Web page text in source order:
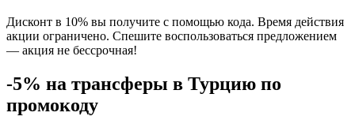
Дисконт в 10% вы получите с помощью кода. Время действия
акции ограничено. Спешите воспользоваться предложением
— акция не бессрочная!
-5% на трансферы в Турцию по
промокоду